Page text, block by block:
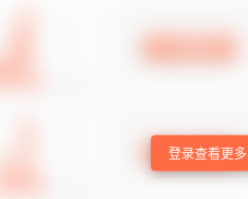
登录查看更多